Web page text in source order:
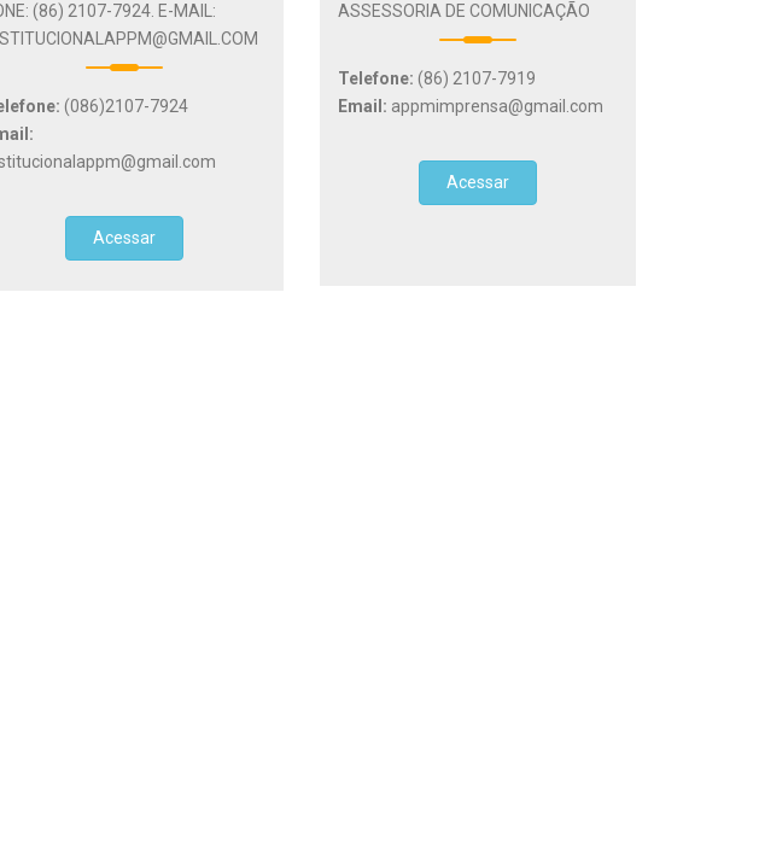
(86) 2107-7924. E-MAIL:
(086)2107-7924
Acessar
ASSESSORIA DE COMUNICAÇÃO
Telefone: (86) 2107-7919
Email: appmimprensa@gmail.com
Acessar